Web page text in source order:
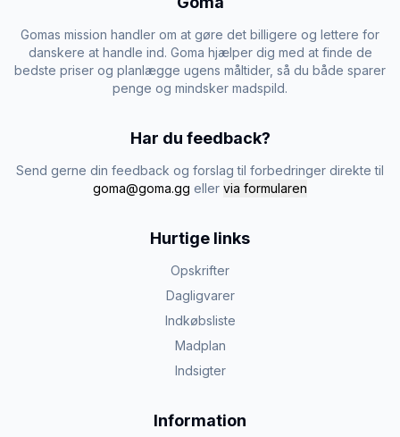
Gomas mission handler om at gøre det billigere og lettere for
danskere at handle ind. Goma hjælper dig med at finde de
bedste priser og planlægge ugens måltider, så du både sparer
penge og mindsker madspild.
Har du feedback?
Send gerne din feedback og forslag til forbedringer direkte til
goma@goma.gg eller via formularen
Hurtige links
Opskrifter
Dagligvarer
Indkøbsliste
Madplan
Indsigter
Information